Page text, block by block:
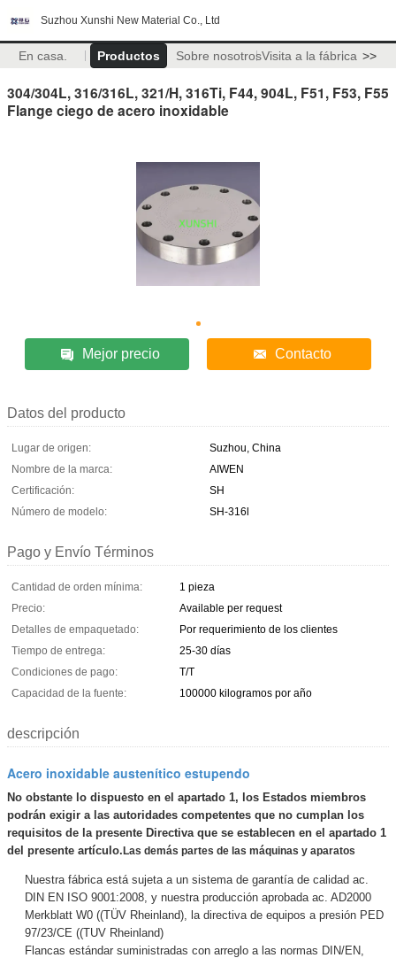
Suzhou Xunshi New Material Co., Ltd
En casa. Productos Sobre nosotrosVisita a la fábrica >>
304/304L, 316/316L, 321/H, 316Ti, F44, 904L, F51, F53, F55
Flange ciego de acero inoxidable
Mejor precio Contacto
Datos del producto
Lugar de origen:
Suzhou, China
Nombre de la marca:
AIWEN
Certificación:
SH
Número de modelo:
SH-316l
Pago y Envío Términos
Cantidad de orden mínima:
1 pieza
Precio:
Available per request
Detalles de empaquetado:
Por requerimiento de los clientes
Tiempo de entrega:
25-30 días
Condiciones de pago:
T/T
Capacidad de la fuente:
100000 kilogramos por año
descripción
Acero inoxidable austenítico estupendo
No obstante lo dispuesto en el apartado 1, los Estados miembros
podrán exigir a las autoridades competentes que no cumplan los
requisitos de la presente Directiva que se establecen en el apartado 1
del presente artículo.Las demás partes de las máquinas y aparatos
Nuestra fábrica está sujeta a un sistema de garantía de calidad ac.
DIN EN ISO 9001:2008, y nuestra producción aprobada ac. AD2000
Merkblatt W0 ((TÜV Rheinland), la directiva de equipos a presión PED
97/23/CE ((TUV Rheinland)
Flancas estándar suministradas con arreglo a las normas DIN/EN,